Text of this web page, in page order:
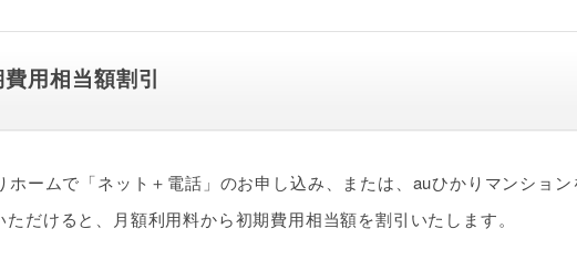
用相当額割引
ホームで「ネット＋電話」のお申し込み、または、auひかりマンション
ただけると、月額利用料から初期費用相当額を割引いたします。